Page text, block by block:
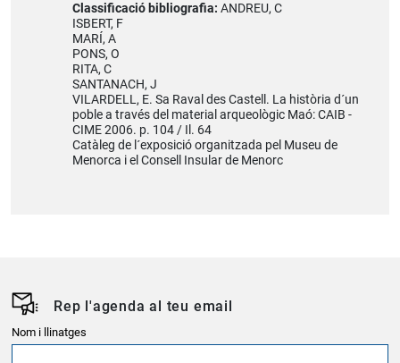
Classificació bibliografia: ANDREU, C
ISBERT, F
MARÍ, A
PONS, O
RITA, C
SANTANACH, J
VILARDELL, E. Sa Raval des Castell. La història d´un
poble a través del material arqueològic Maó: CAIB -
CIME 2006. p. 104 / Il. 64
Catàleg de l´exposició organitzada pel Museu de
Menorca i el Consell Insular de Menorc
Rep l'agenda al teu email
Nom i llinatges